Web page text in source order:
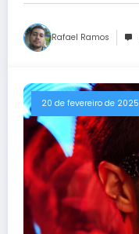
Rafael Ramos
20 de fevereiro de 2025